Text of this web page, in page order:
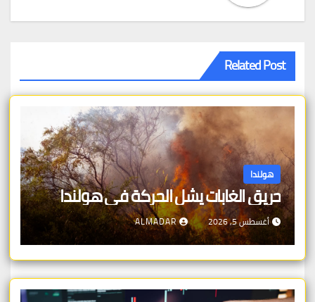
Related Post
هولندا
حريق الغابات يشل الحركة في هولندا
أغسطس 5, 2026 ALMADAR